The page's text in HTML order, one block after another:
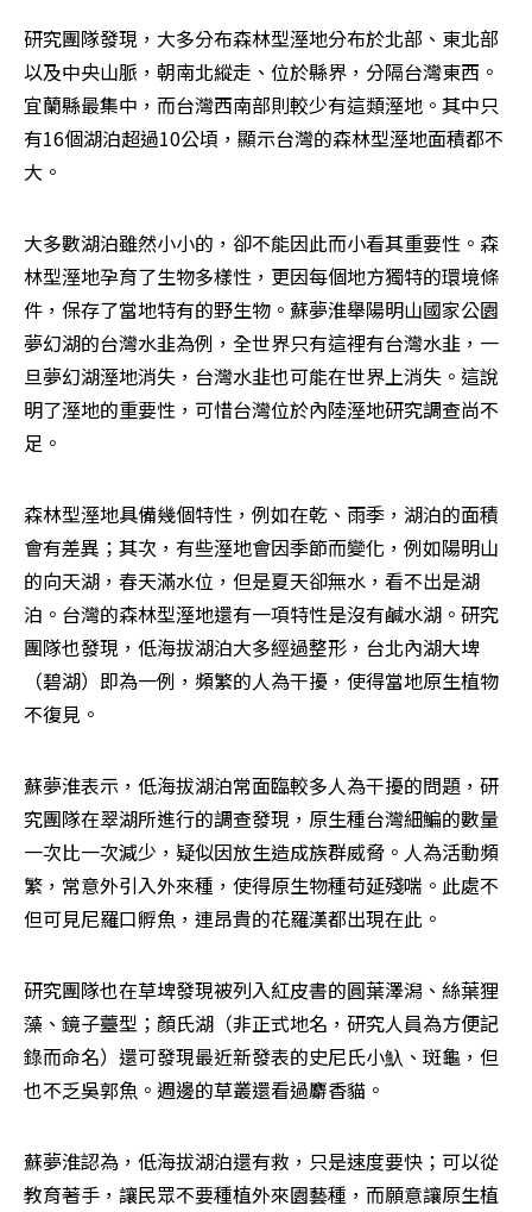
研究團隊發現，大多分布森林型溼地分布於北部、東北部
以及中央山脈，朝南北縱走、位於縣界，分隔台灣東西。
宜蘭縣最集中，而台灣西南部則較少有這類溼地。其中只
有16個湖泊超過10公頃，顯示台灣的森林型溼地面積都不
大。
大多數湖泊雖然小小的，卻不能因此而小看其重要性。森
林型溼地孕育了生物多樣性，更因每個地方獨特的環境條
件，保存了當地特有的野生物。蘇夢淮舉陽明山國家公園
夢幻湖的台灣水韭為例，全世界只有這裡有台灣水韭，一
旦夢幻湖溼地消失，台灣水韭也可能在世界上消失。這說
明了溼地的重要性，可惜台灣位於內陸溼地研究調查尚不
足。
森林型溼地具備幾個特性，例如在乾、雨季，湖泊的面積
會有差異；其次，有些溼地會因季節而變化，例如陽明山
的向天湖，春天滿水位，但是夏天卻無水，看不出是湖
泊。台灣的森林型溼地還有一項特性是沒有鹹水湖。研究
團隊也發現，低海拔湖泊大多經過整形，台北內湖大埤
（碧湖）即為一例，頻繁的人為干擾，使得當地原生植物
不復見。
蘇夢淮表示，低海拔湖泊常面臨較多人為干擾的問題，研
究團隊在翠湖所進行的調查發現，原生種台灣細鯿的數量
一次比一次減少，疑似因放生造成族群威脅。人為活動頻
繁，常意外引入外來種，使得原生物種苟延殘喘。此處不
但可見尼羅口孵魚，連昂貴的花羅漢都出現在此。
研究團隊也在草埤發現被列入紅皮書的圓葉澤潟、絲葉狸
藻、鏡子薹型；顏氏湖（非正式地名，研究人員為方便記
錄而命名）還可發現最近新發表的史尼氏小魞、斑龜，但
也不乏吳郭魚。週邊的草叢還看過麝香貓。
蘇夢淮認為，低海拔湖泊還有救，只是速度要快；可以從
教育著手，讓民眾不要種植外來園藝種，而願意讓原生植